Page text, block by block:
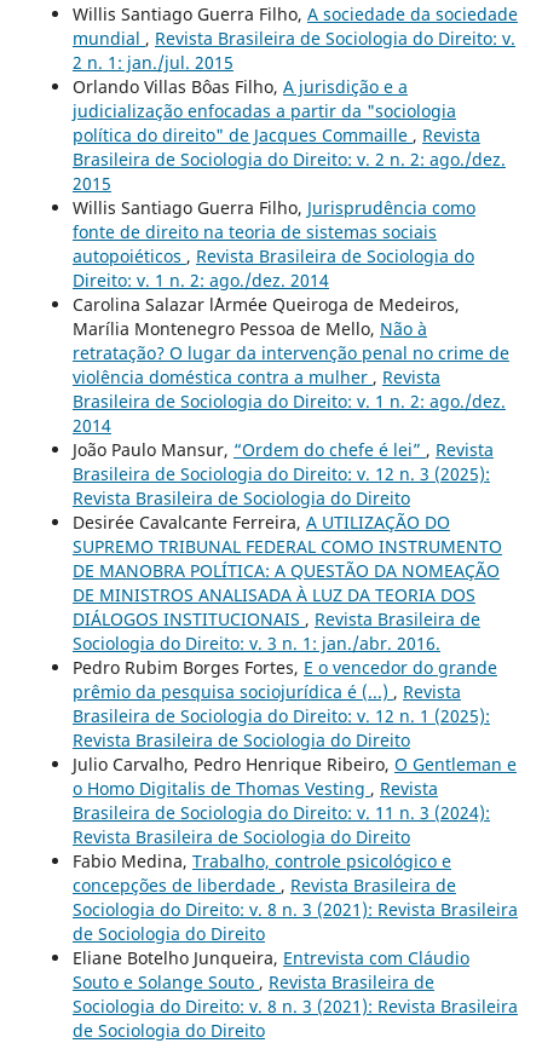
Willis Santiago Guerra Filho, A sociedade da sociedade
mundial , Revista Brasileira de Sociologia do Direito: v.
2 n. 1: jan./jul. 2015
Orlando Villas Bôas Filho, A jurisdição e a
judicialização enfocadas a partir da "sociologia
política do direito" de Jacques Commaille , Revista
Brasileira de Sociologia do Direito: v. 2 n. 2: ago./dez.
2015
Willis Santiago Guerra Filho, Jurisprudência como
fonte de direito na teoria de sistemas sociais
autopoiéticos , Revista Brasileira de Sociologia do
Direito: v. 1 n. 2: ago./dez. 2014
Carolina Salazar l´Armée Queiroga de Medeiros,
Marília Montenegro Pessoa de Mello, Não à
retratação? O lugar da intervenção penal no crime de
violência doméstica contra a mulher , Revista
Brasileira de Sociologia do Direito: v. 1 n. 2: ago./dez.
2014
João Paulo Mansur, “Ordem do chefe é lei” , Revista
Brasileira de Sociologia do Direito: v. 12 n. 3 (2025):
Revista Brasileira de Sociologia do Direito
Desirée Cavalcante Ferreira, A UTILIZAÇÃO DO
SUPREMO TRIBUNAL FEDERAL COMO INSTRUMENTO
DE MANOBRA POLÍTICA: A QUESTÃO DA NOMEAÇÃO
DE MINISTROS ANALISADA À LUZ DA TEORIA DOS
DIÁLOGOS INSTITUCIONAIS , Revista Brasileira de
Sociologia do Direito: v. 3 n. 1: jan./abr. 2016.
Pedro Rubim Borges Fortes, E o vencedor do grande
prêmio da pesquisa sociojurídica é (...) , Revista
Brasileira de Sociologia do Direito: v. 12 n. 1 (2025):
Revista Brasileira de Sociologia do Direito
Julio Carvalho, Pedro Henrique Ribeiro, O Gentleman e
o Homo Digitalis de Thomas Vesting , Revista
Brasileira de Sociologia do Direito: v. 11 n. 3 (2024):
Revista Brasileira de Sociologia do Direito
Fabio Medina, Trabalho, controle psicológico e
concepções de liberdade , Revista Brasileira de
Sociologia do Direito: v. 8 n. 3 (2021): Revista Brasileira
de Sociologia do Direito
Eliane Botelho Junqueira, Entrevista com Cláudio
Souto e Solange Souto , Revista Brasileira de
Sociologia do Direito: v. 8 n. 3 (2021): Revista Brasileira
de Sociologia do Direito